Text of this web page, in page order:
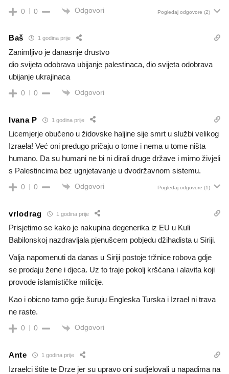
0 0 Odgovori Pogledaj odgovore (2)
Baš 1 godina prije
Zanimljivo je danasnje drustvo
dio svijeta odobrava ubijanje palestinaca, dio svijeta odobrava
ubijanje ukrajinaca
0 0 Odgovori
Ivana P 1 godina prije
Licemjerje obučeno u židovske haljine sije smrt u službi velikog
Izraela! Već oni predugo pričaju o tome i nema u tome ništa
humano. Da su humani ne bi ni dirali druge države i mirno živjeli
s Palestincima bez ugnjetavanje u dvodržavnom sistemu.
0 0 Odgovori Pogledaj odgovore (1)
vrlodrag 1 godina prije
Prisjetimo se kako je nakupina degenerika iz EU u Kuli
Babilonskoj nazdravljala pjenušcem pobjedu džihadista u Siriji.
Valja napomenuti da danas u Siriji postoje tržnice robova gdje
se prodaju žene i djeca. Uz to traje pokolj kršćana i alavita koji
provode islamističke milicije.
Kao i obicno tamo gdje šuruju Engleska Turska i Izrael ni trava
ne raste.
0 0 Odgovori
Ante 1 godina prije
Izraelci štite te Drze jer su upravo oni sudjelovali u napadima na